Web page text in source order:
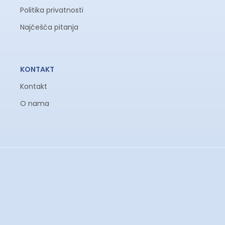
Mekani redukcioni uložak za novorođenčad (76-87 cm)
Politika privatnosti
Najčešća pitanja
KONTAKT
Kontakt
O nama